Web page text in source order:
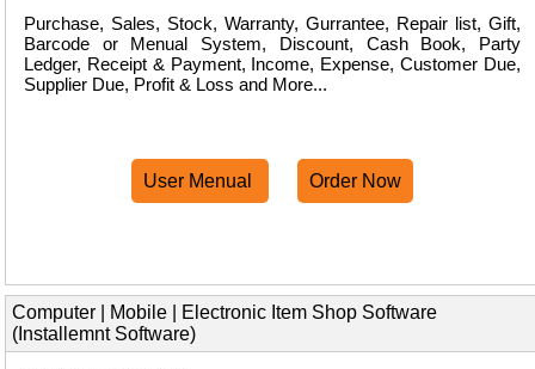
Purchase, Sales, Stock, Warranty, Gurrantee, Repair list, Gift,
Barcode or Menual System, Discount, Cash Book, Party
Ledger, Receipt & Payment, Income, Expense, Customer Due,
Supplier Due, Profit & Loss and More...
User Menual Order Now
Computer | Mobile | Electronic Item Shop Software
(Installemnt Software)